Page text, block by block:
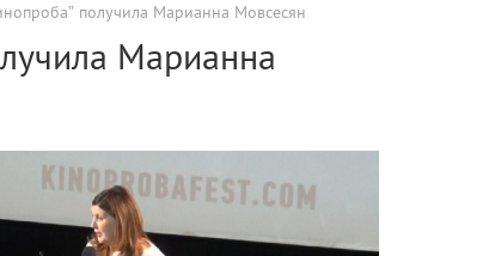
получила Марианна Мовсесян
Марианна